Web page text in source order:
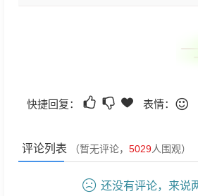
快捷回复： 表情：
评论列表 （暂无评论， 5029人围观）
还没有评论，来说